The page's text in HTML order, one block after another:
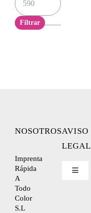
máximo
Filtrar
NOSOTROS
Imprenta
Rápida
A
Todo
Color
S.L
AVISO
LEGAL
Toggle